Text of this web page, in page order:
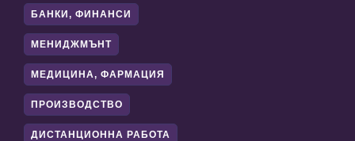
БАНКИ, ФИНАНСИ
МЕНИДЖМЪНТ
МЕДИЦИНА, ФАРМАЦИЯ
ПРОИЗВОДСТВО
ДИСТАНЦИОННА РАБОТА